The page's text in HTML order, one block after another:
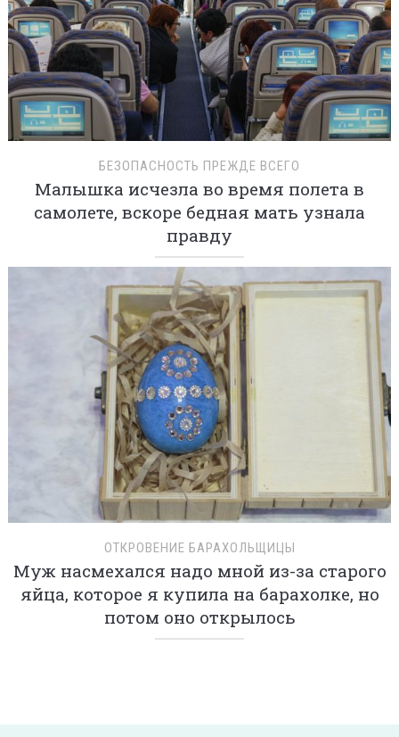
БЕЗОПАСНОСТЬ ПРЕЖДЕ ВСЕГО
Малышка исчезла во время полета в
самолете, вскоре бедная мать узнала
правду
ОТКРОВЕНИЕ БАРАХОЛЬЩИЦЫ
Муж насмехался надо мной из-за старого
яйца, которое я купила на барахолке, но
потом оно открылось